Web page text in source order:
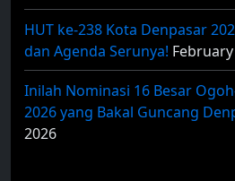
HUT ke-238 Kota Denpasar
dan Agenda Serunya!
Inilah Nominasi 16 Besar
2026 yang Bakal Guncang
2026